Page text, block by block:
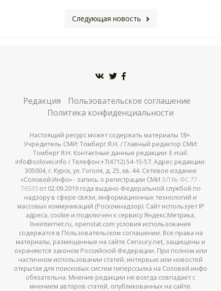
Следующая новость
Редакция
Пользовательское соглашение
Политика конфиденциальности
Настоящий ресурс может содержать материалы 18+.
Учредитель СМИ: Томберг Я.Н. / Главный редактор СМИ:
Томберг Я.Н. Контактные данные редакции: E-mail:
info@solovei.info / Телефон:+7(4712) 54-15-57. Адрес редакции:
305004, г. Курск, ул. Гоголя, д. 25, кв. 44. Сетевое издание
«Соловей.Инфо» - запись о регистрации СМИ ЭЛ № ФС 77 -
76535от 02.09.2019 года выдано Федеральной службой по
надзору в сфере связи, информационных технологий и
массовых коммуникаций (Роскомнадзор). Сайт использует IP
адреса, cookie и подключен к сервису Яндекс.Метрика,
liveinternet.ru, openstat.com условия использования
содержатся в Пользовательском соглашении. Все права на
материалы, размещенные на сайте Censury.net, защищены и
охраняются законом Российской Федерации. При полном или
частичном использовании статей, интервью или новостей
открытая для поисковых систем гиперссылка на Соловей.инфо
обязательна. Мнение редакции не всегда совпадает с
мнением авторов статей, опубликованных на сайте.